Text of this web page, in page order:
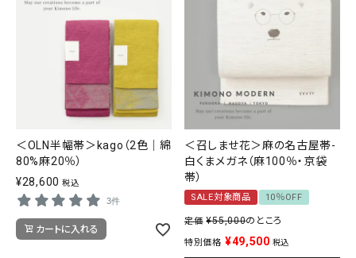
＜OLN半幅帯＞kago（2色｜綿
80%麻20％）
¥28,600 税込
3件
カートに入れる
＜召しませ花＞麻の名古屋帯-
白くまメガネ（麻100％・京袋
帯）
SALE対象商品 10％OFF
定価 ¥55,000のところ
特別価格 ¥49,500 税込